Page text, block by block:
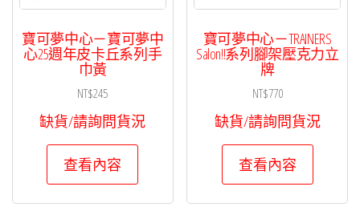
寶可夢中心－寶可夢中
心25週年皮卡丘系列手
巾黃
NT$245
缺貨/請詢問貨況
查看內容
寶可夢中心－TRAINERS
Salon!!系列腳架壓克力立
牌
NT$770
缺貨/請詢問貨況
查看內容